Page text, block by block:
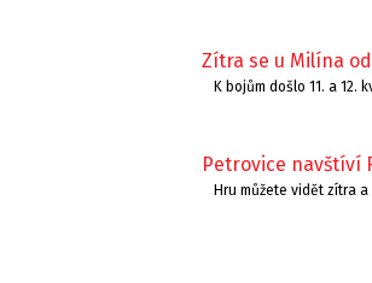
Zítra se u Milína
K bojům došlo 11. a 12.
Petrovice navštíví
Hru můžete vidět zítra